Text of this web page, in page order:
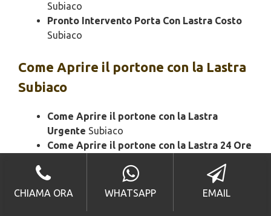
Subiaco
Pronto Intervento Porta Con Lastra Costo
Subiaco
Come Aprire il portone con la Lastra
Subiaco
Come Aprire il portone con la Lastra
Urgente Subiaco
Come Aprire il portone con la Lastra 24 Ore
Come Aprire il portone bloccato con la
Lastra
Subiaco
CHIAMA ORA WHATSAPP EMAIL